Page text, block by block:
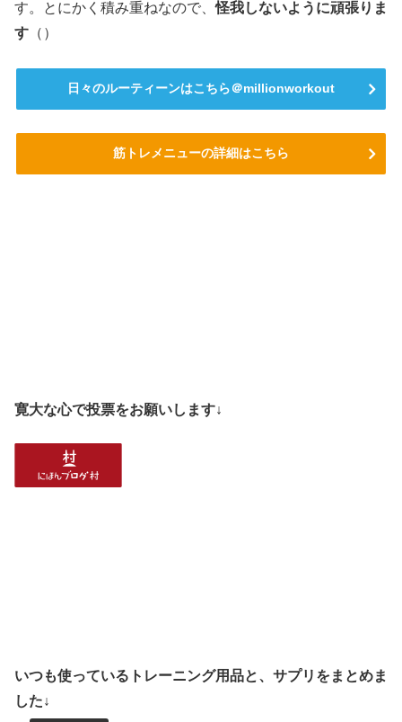
す。とにかく積み重ねなので、怪我しないように頑張りま
す （）
日々のルーティーンはこちら＠millionworkout
筋トレメニューの詳細はこちら
寛大な心で投票をお願いします↓
いつも使っているトレーニング用品と、サプリをまとめま
した↓